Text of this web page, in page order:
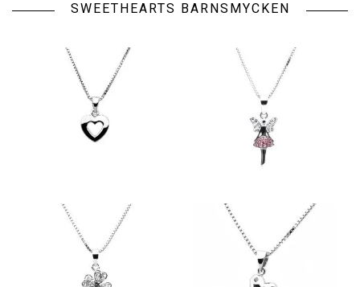
SWEETHEARTS BARNSMYCKEN